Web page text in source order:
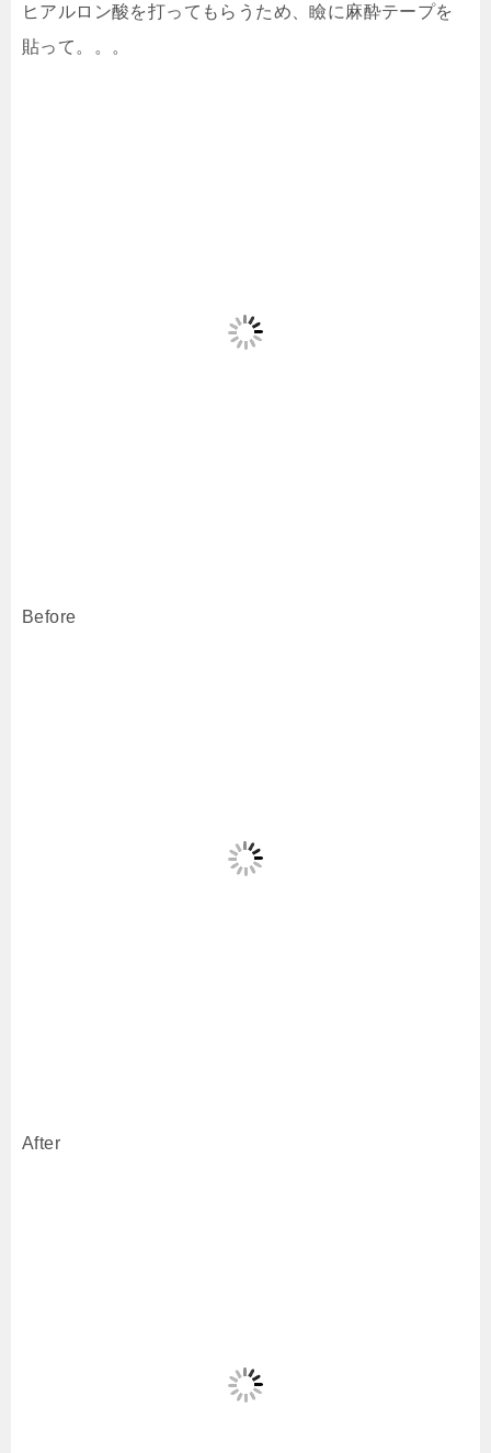
ヒアルロン酸を打ってもらうため、瞼に麻酔テープを
貼って。。。
Before
After